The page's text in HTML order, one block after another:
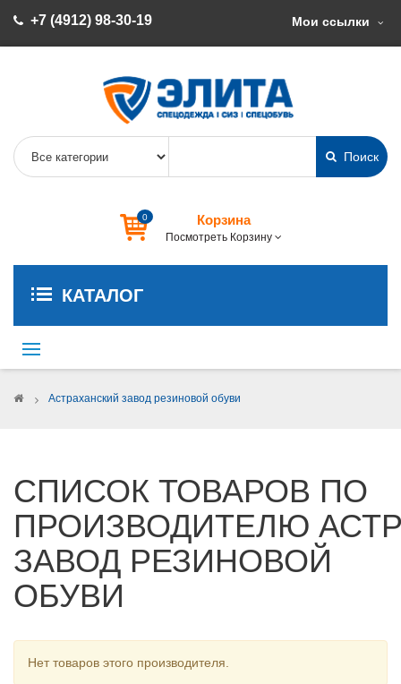
+7 (4912) 98-30-19 Мои ссылки
Поиск
0 Корзина
Посмотреть Корзину
КАТАЛОГ
Переключить
навигации
> Астраханский завод резиновой обуви
СПИСОК ТОВАРОВ ПО
ПРОИЗВОДИТЕЛЮ
ЗАВОД РЕЗИНОВОЙ
ОБУВИ
Нет товаров этого производителя.